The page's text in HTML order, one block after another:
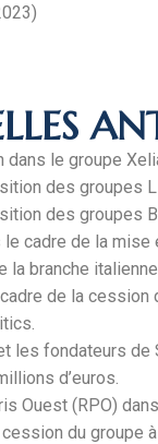
le groupe
des groupes
des groupes
cadre de la mise
branche italienne
de la
fondateurs
d’euros.
(RPO)
du groupe à